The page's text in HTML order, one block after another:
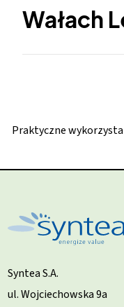
Wałach
Praktyczne
Syntea S.A.
ul. Wojciechowska 9a